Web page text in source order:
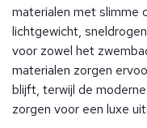
materialen met slimme
lichtgewicht,
voor zowel het
materialen zorgen
blijft, terwijl de
zorgen voor een luxe